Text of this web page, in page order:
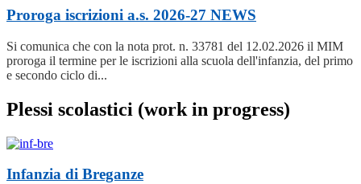
Proroga iscrizioni a.s. 2026-27 NEWS
Si comunica che con la nota prot. n. 33781 del 12.02.2026 il MIM
proroga il termine per le iscrizioni alla scuola dell'infanzia, del primo
e secondo ciclo di...
Plessi scolastici (work in progress)
Infanzia di Breganze